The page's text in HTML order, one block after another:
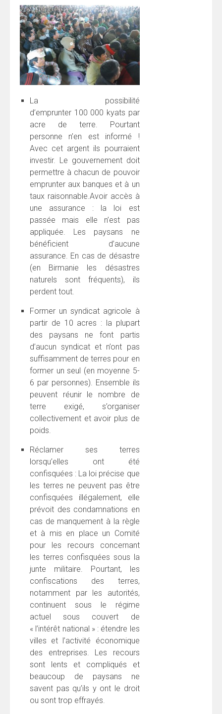
La possibilité
d’emprunter 100 000 kyats par
acre de terre. Pourtant
personne n’en est informé !
Avec cet argent ils pourraient
investir. Le gouvernement doit
permettre à chacun de pouvoir
emprunter aux banques et à un
taux raisonnable.Avoir accès à
une assurance : la loi est
passée mais elle n’est pas
appliquée. Les paysans ne
bénéficient d’aucune
assurance. En cas de désastre
(en Birmanie les désastres
naturels sont fréquents), ils
perdent tout.
Former un syndicat agricole à
partir de 10 acres : la plupart
des paysans ne font partis
d’aucun syndicat et n’ont pas
suffisamment de terres pour en
former un seul (en moyenne 5-
6 par personnes). Ensemble ils
peuvent réunir le nombre de
terre exigé, s’organiser
collectivement et avoir plus de
poids.
Réclamer ses terres
lorsqu’elles ont été
confisquées : La loi précise que
les terres ne peuvent pas être
confisquées illégalement, elle
prévoit des condamnations en
cas de manquement à la règle
et à mis en place un Comité
pour les recours concernant
les terres confisquées sous la
junte militaire. Pourtant, les
confiscations des terres,
notamment par les autorités,
continuent sous le régime
actuel sous couvert de
« l’intérêt national » : étendre les
villes et l’activité économique
des entreprises. Les recours
sont lents et compliqués et
beaucoup de paysans ne
savent pas qu’ils y ont le droit
ou sont trop effrayés.